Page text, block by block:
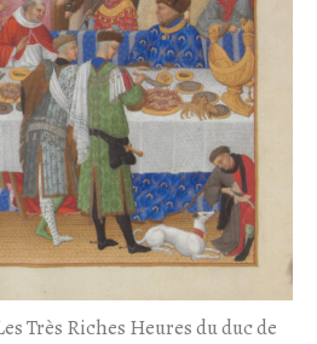
Très Riches Heures du duc de